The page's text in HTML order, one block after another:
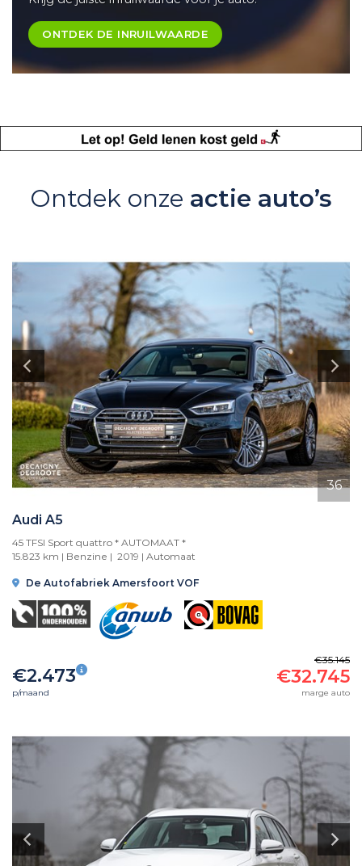
ONTDEK DE INRUILWAARDE
Ontdek onze actie auto’s
36
Audi A5
45 TFSI Sport quattro * AUTOMAAT *
15.823 km | Benzine | 2019 | Automaat
De Autofabriek Amersfoort VOF
€2.473
p/maand
€32.745
€35.145
marge auto